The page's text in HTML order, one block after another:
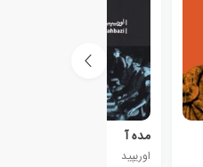
مده آ
اوریپید